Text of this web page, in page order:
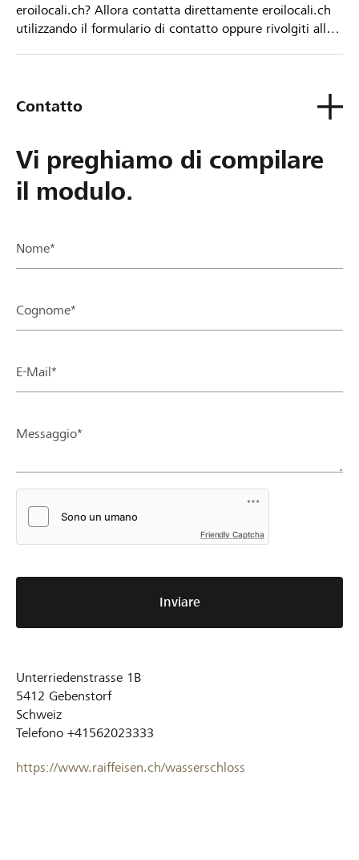
eroilocali.ch? Allora contatta direttamente eroilocali.ch
utilizzando il formulario di contatto oppure rivolgiti alla
Contatto
Vi preghiamo di compilare
il modulo.
Nome*
Cognome*
E-Mail*
Messaggio*
Friendly Captcha
Inviare
Unterriedenstrasse 1B
5412 Gebenstorf
Schweiz
Telefono +41562023333
https://www.raiffeisen.ch/wasserschloss